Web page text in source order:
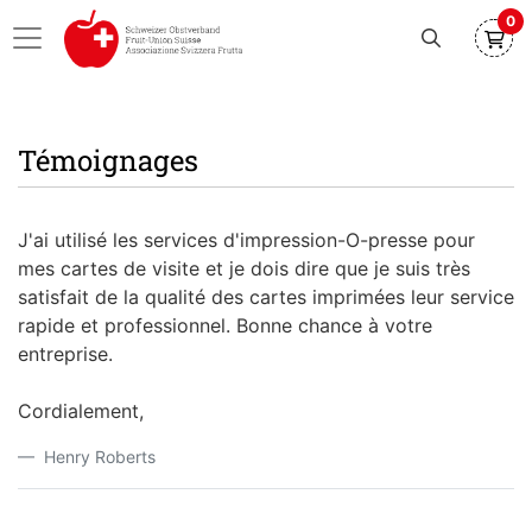
0
Témoignages
J'ai utilisé les services d'impression-O-presse pour
mes cartes de visite et je dois dire que je suis très
satisfait de la qualité des cartes imprimées leur service
rapide et professionnel. Bonne chance à votre
entreprise.
Cordialement,
Henry Roberts